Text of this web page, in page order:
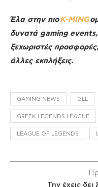
Έλα στην πιο K-MING
δυνατά gaming events
ξεχωριστές
άλλες εκπλήξεις.
GAMING NEWS GLL
GREEK LEGENDS LEAGUE
LEAGUE OF LEGENDS
Την έχεις δει